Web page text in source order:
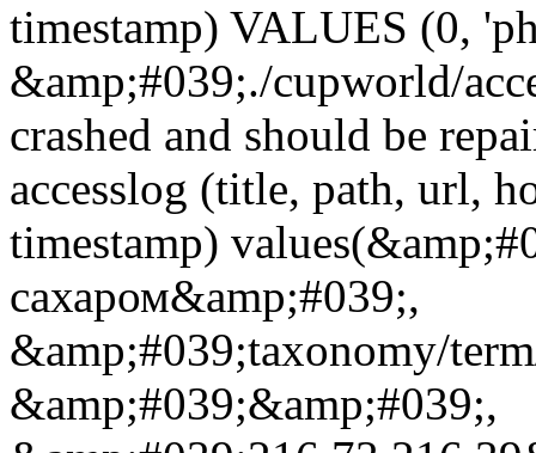
timestamp) VALUES (0,
&amp;#039;./cupworld/
crashed and should be
accesslog (title, path, url,
timestamp)
сахаром&amp;#039;,
&amp;#039;taxonomy/
&amp;#039;&amp;#039;,